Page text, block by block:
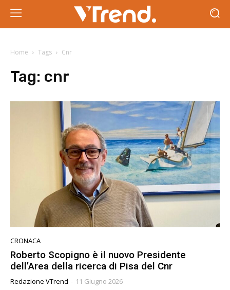
Home Tags Cnr
Tag: cnr
CRONACA
Roberto Scopigno è il nuovo Presidente
dell’Area della ricerca di Pisa del Cnr
Redazione VTrend - 11 Giugno 2026